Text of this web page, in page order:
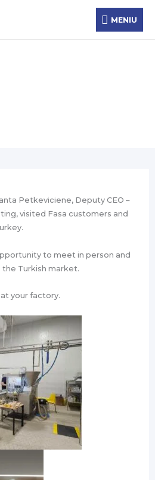
MENIU
MENIU
Petkeviciene, Deputy CEO –
visited Fasa customers and
to meet in person and
Turkish market.
your factory.